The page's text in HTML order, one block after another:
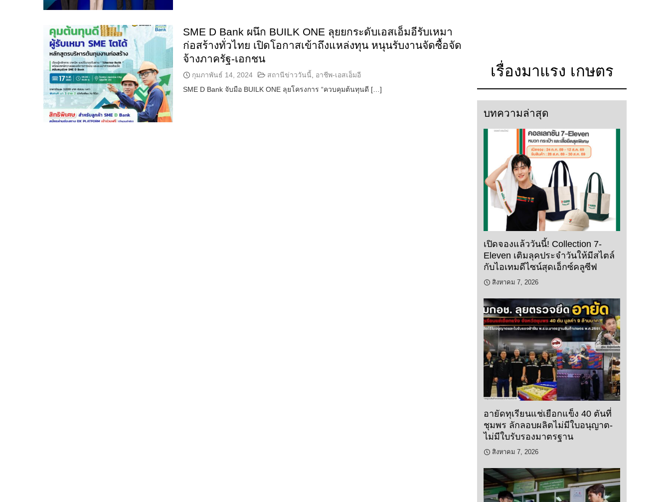
SME D Bank ผนึก BUILK ONE ลุยยกระดับเอสเอ็มอีรับเหมา
ก่อสร้างทั่วไทย เปิดโอกาสเข้าถึงแหล่งทุน หนุนรับงานจัดซื้อจัด
จ้างภาครัฐ-เอกชน
กุมภาพันธ์ 14, 2024 สถานีข่าววันนี้
อาชีพ-เอสเอ็มอี
SME D Bank จับมือ BUILK ONE ลุยโครงการ “ควบคุมต้นทุนดี […]
เรื่องมาแรง เกษตร
บทความล่าสุด
เปิดจองแล้ววันนี้! Collection 7-
Eleven เติมลุคประจำวันให้มีสไตล์
กับไอเทมดีไซน์สุดเอ็กซ์คลูซีฟ
สิงหาคม 7, 2026
อายัดทุเรียนแช่เยือกแข็ง 40 ตันที่
ชุมพร ลักลอบผลิตไม่มีใบอนุญาต-
ไม่มีใบรับรองมาตรฐาน
สิงหาคม 7, 2026